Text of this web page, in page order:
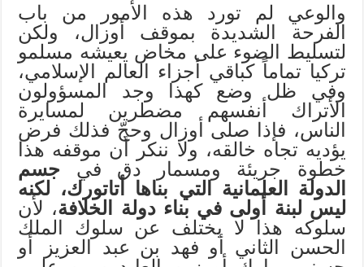
والوعي لم تورد هذه الأمور من باب
الفرحة الشديدة بموقف أوزال، ولكن
لتسليط الضوء على مخاض يعيشه مسلمو
تركيا تماماً كباقي أجزاء العالم الإسلامي،
وفي ظل وضع كهذا وجد المسؤولون
الأتراك أنفسهم مضطرين لمسايرة
الناس، فإذا صلى أوزال وحجّ فذلك فرض
يؤديه تجاه خالقه، ولا ننكر أن موقفه هذا
خطوة جريئة ومسمار دق في جسم
الدولة العلمانية التي بناها أتاتورك، لكنه
ليس لبنة أولى في بناء دولة الخلافة، لأن
سلوكه هذا لا يختلف عن سلوك الملك
الحسن الثاني أو فهد بن عبد العزيز أو